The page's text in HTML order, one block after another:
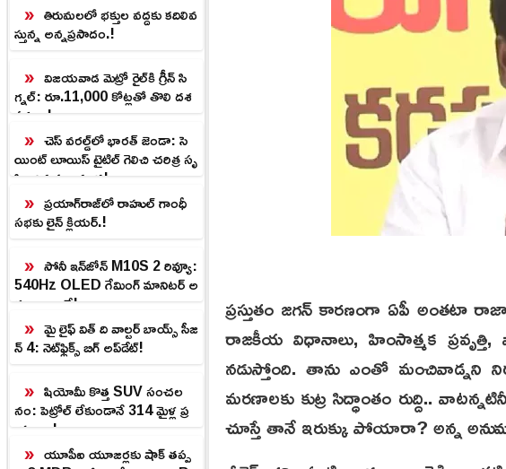
తిరుమలలో భక్తుల వద్దకు కదిలివ
స్తున్న అన్నప్రసాదం.!
విజయవాడ మెట్రో రైల్‌కి గ్రీన్ సి
గ్నల్: రూ.11,000 కోట్లతో తొలి దశ
పనులు!
చెస్ వరల్డ్‌లో భారత్ జెండా: సె
యింట్ లూయిస్ టైటిల్ గెలిచి చరిత్ర సృ
ష్టించిన ప్రజ్ఞానంద!
ప్రయాగ్‌రాజ్‌లో రాహుల్ గాంధీ
సభకు లైన్ క్లియర్.!
సోనీ ఇన్‌జోన్ M10S 2 రివ్యూ:
540Hz OLED గేమింగ్ మానిటర్ అ
ద్భుతాలు ఇవే!
మై లైఫ్ విత్ ది వాల్టర్ బాయ్స్ సీజ
న్ 4: నెట్‌ఫ్లిక్స్ బిగ్ అప్‌డేట్!
షియోమీ కొత్త SUV సంచల
నం: పెట్రోల్ లేకుండానే 314 మైళ్ల ప్ర
యాణం!
యూపీఐ యూజర్లకు షాక్ తప్ప
ప్రస్తుతం జగన్ కారణంగా ఏపీ అంతటా
రాజకీయ విధానాలు, హింసాత్మక
నడుస్తోంది. తాను ఎంతో మంచివాడ్నని
మరణాలకు కుట్ర సిద్ధాంతం రుద్ది..
చూస్తే తానే ఇరుక్కు పోయారా? అన్న